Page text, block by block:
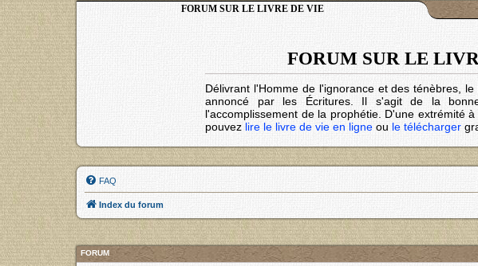
FORUM SUR LE LIVRE DE VIE
FORUM SUR LE
Délivrant l'Homme de l'ignorance et des ténèbres,
annoncé par les Écritures. Il s'agit de la
l'accomplissement de la prophétie. D'une extrémité
pouvez lire le livre de vie en ligne ou le télécharger
FAQ
Index du forum
FORUM